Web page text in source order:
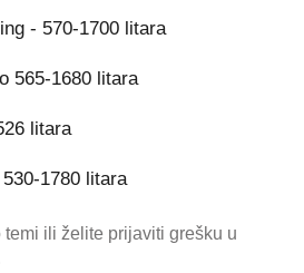
- 570-1700 litara
565-1680 litara
litara
1780 litara
ili želite prijaviti grešku u